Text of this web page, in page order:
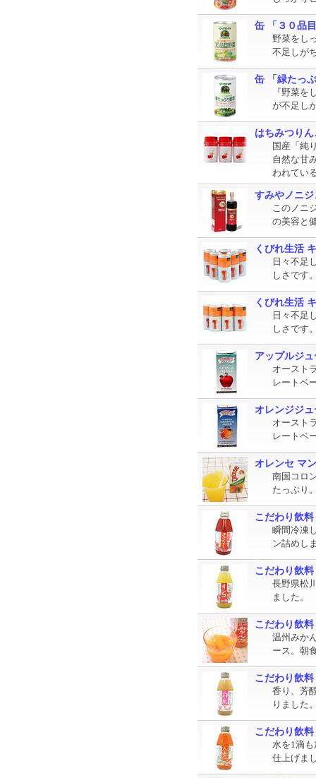
缶 「３０品
野菜をし
不足しが
缶 「緑たっ
『野菜を
が不足し
はちみつり
国産「純
自然な甘
われてい
すみやノニ
このノニ
の美容と
くびれ生活
日々不足
しさです
くびれ生活
日々不足
しさです
アップルジュ
オースト
レートベ
オレンジジ
オースト
レートベ
オレンセ マ
南国コロ
たっぷり
こだわり飲
瞬間冷凍
ン詰めし
こだわり飲
長野県松
ました。
こだわり飲
温州みか
ース。朝
こだわり飲
香り、芳
りました
こだわり飲
水を1滴
仕上げま